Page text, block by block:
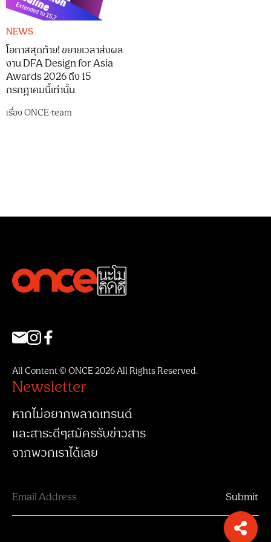
NEWS
โอกาสสุดท้าย! ขยายเวลาส่งผล
งาน DFA Design for Asia
Awards 2026 ถึง 15
กรกฎาคมนี้เท่านั้น
เรื่องONCE-team
All Content © ONCE 2026 All Rights Reserved.
Newsletter
หากไม่อยากพลาดเทรนด์
และสาระดีๆสมัครรับข่าวสาร
จากพวกเราได้เลย